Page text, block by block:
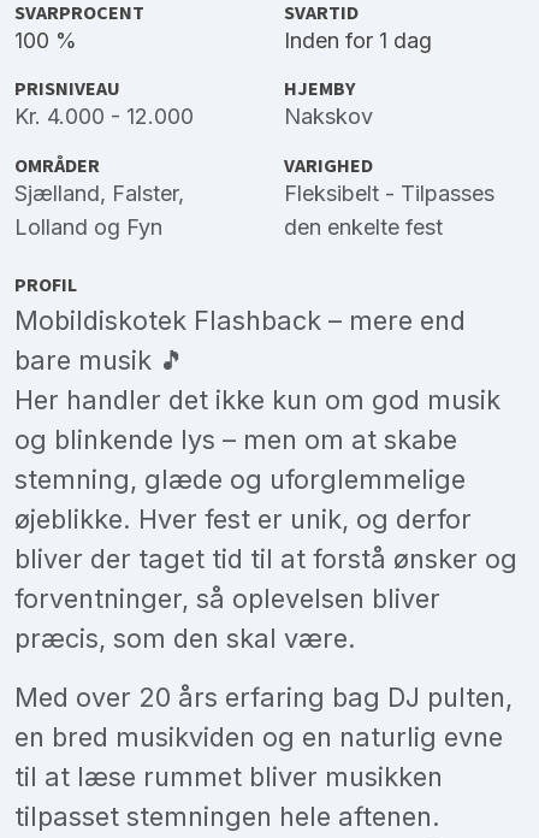
SVARPROCENT
100 %
SVARTID
Inden for 1 dag
PRISNIVEAU
Kr. 4.000 - 12.000
HJEMBY
Nakskov
OMRÅDER
Sjælland, Falster,
Lolland og Fyn
VARIGHED
Fleksibelt - Tilpasses
den enkelte fest
PROFIL
Mobildiskotek Flashback – mere end
bare musik 🎵
Her handler det ikke kun om god musik
og blinkende lys – men om at skabe
stemning, glæde og uforglemmelige
øjeblikke. Hver fest er unik, og derfor
bliver der taget tid til at forstå ønsker og
forventninger, så oplevelsen bliver
præcis, som den skal være.
Med over 20 års erfaring bag DJ pulten,
en bred musikviden og en naturlig evne
til at læse rummet bliver musikken
tilpasset stemningen hele aftenen.